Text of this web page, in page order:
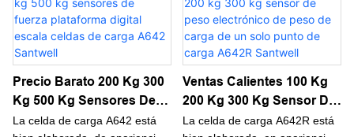
calidad. Una vez que están en
el mercado, la mayoría de los
clientes los han amado y
buscado rápidamente.
calidad. Una vez que están en
el mercado, la mayoría de los
clientes los han amado y
buscado rápidamente.
Precio Barato 200 Kg 300
Kg 500 Kg Sensores De
Fuerza Plataforma Digital
La celda de carga A642 está
Ventas Calientes 100 Kg
200 Kg 300 Kg Sensor De
Peso Electrónico De Peso
La celda de carga A642R está